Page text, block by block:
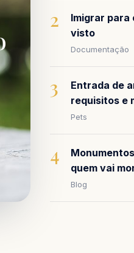
2
Imigrar para
visto
Documentação
3
Entrada de
requisitos e
Pets
4
quem vai
Blog